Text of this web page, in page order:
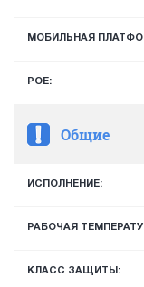
МОБИЛЬНАЯ
POE:
Общие
ИСПОЛНЕНИЕ:
РАБОЧАЯ
КЛАСС ЗАЩИТЫ: